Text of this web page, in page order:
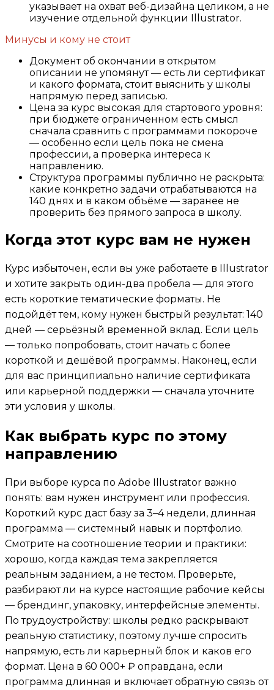
указывает на охват веб-дизайна целиком, а не
изучение отдельной функции Illustrator.
Минусы и кому не стоит
Документ об окончании в открытом
описании не упомянут — есть ли сертификат
и какого формата, стоит выяснить у школы
напрямую перед записью.
Цена за курс высокая для стартового уровня:
при бюджете ограниченном есть смысл
сначала сравнить с программами покороче
— особенно если цель пока не смена
профессии, а проверка интереса к
направлению.
Структура программы публично не раскрыта:
какие конкретно задачи отрабатываются на
140 днях и в каком объёме — заранее не
проверить без прямого запроса в школу.
Когда этот курс вам не нужен
Курс избыточен, если вы уже работаете в Illustrator
и хотите закрыть один-два пробела — для этого
есть короткие тематические форматы. Не
подойдёт тем, кому нужен быстрый результат: 140
дней — серьёзный временной вклад. Если цель
— только попробовать, стоит начать с более
короткой и дешёвой программы. Наконец, если
для вас принципиально наличие сертификата
или карьерной поддержки — сначала уточните
эти условия у школы.
Как выбрать курс по этому
направлению
При выборе курса по Adobe Illustrator важно
понять: вам нужен инструмент или профессия.
Короткий курс даст базу за 3–4 недели, длинная
программа — системный навык и портфолио.
Смотрите на соотношение теории и практики:
хорошо, когда каждая тема закрепляется
реальным заданием, а не тестом. Проверьте,
разбирают ли на курсе настоящие рабочие кейсы
— брендинг, упаковку, интерфейсные элементы.
По трудоустройству: школы редко раскрывают
реальную статистику, поэтому лучше спросить
напрямую, есть ли карьерный блок и каков его
формат. Цена в 60 000+ ₽ оправдана, если
программа длинная и включает обратную связь от